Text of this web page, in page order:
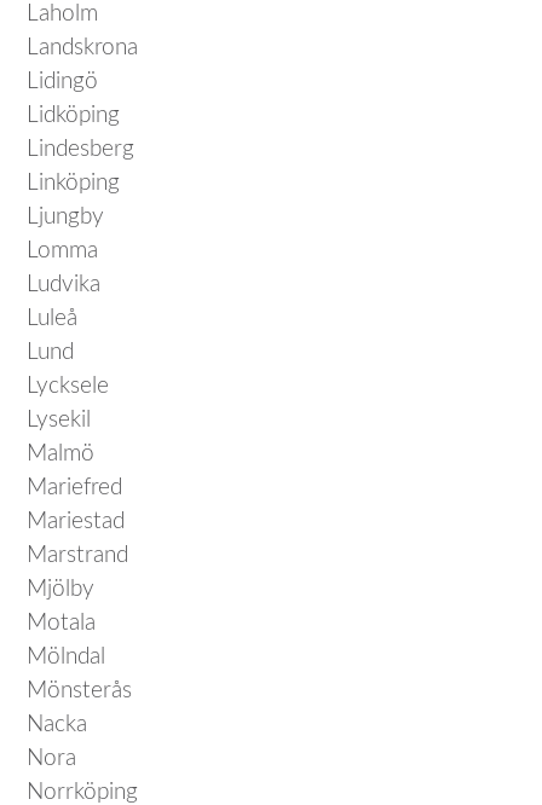
Laholm
Landskrona
Lidingö
Lidköping
Lindesberg
Linköping
Ljungby
Lomma
Ludvika
Luleå
Lund
Lycksele
Lysekil
Malmö
Mariefred
Mariestad
Marstrand
Mjölby
Motala
Mölndal
Mönsterås
Nacka
Nora
Norrköping